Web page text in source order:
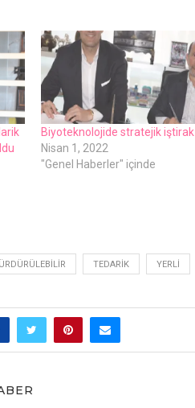
Biyoteknolojide stratejik iştirak
Nisan 1, 2022
"Genel Haberler" içinde
TEDARIK YERLI